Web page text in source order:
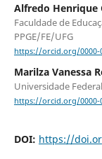
Alfredo Henrique
Faculdade de
PPGE/FE/UFG
https://orcid.org/0000-
Marilza Vanessa
Universidade
https://orcid.org/0000-
DOI: https://